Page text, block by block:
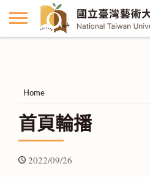
Home
首頁輪播
2022/09/26